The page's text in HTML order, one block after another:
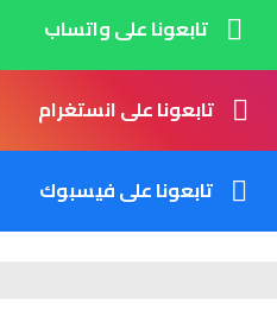
تابعونا على واتساب
تابعونا على انستغرام
تابعونا على فيسبوك